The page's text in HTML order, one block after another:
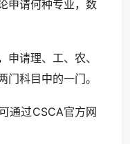
申请何种专业，数
请理、工、农、
门科目中的一门。
通过CSCA官方网